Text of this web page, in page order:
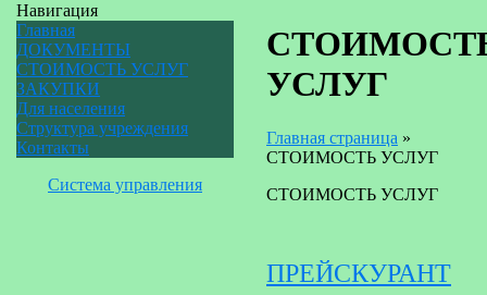
Навигация
Главная
ДОКУМЕНТЫ
СТОИМОСТЬ УСЛУГ
ЗАКУПКИ
Для населения
Структура учреждения
Контакты
Система управления
УСЛУГ
Главная страница »
СТОИМОСТЬ УСЛУГ
СТОИМОСТЬ УСЛУГ
ПРЕЙСКУРАНТ